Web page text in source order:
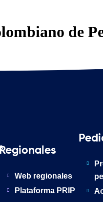
de
Web regionales
Plataforma PRIP